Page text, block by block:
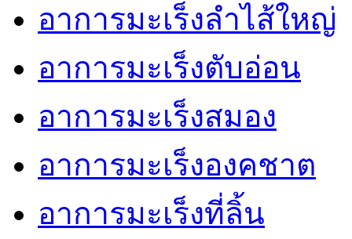
อาการมะเร็งลำไส้ใหญ่
อาการมะเร็งตับอ่อน
อาการมะเร็งสมอง
อาการมะเร็งองคชาต
อาการมะเร็งที่ลิ้น